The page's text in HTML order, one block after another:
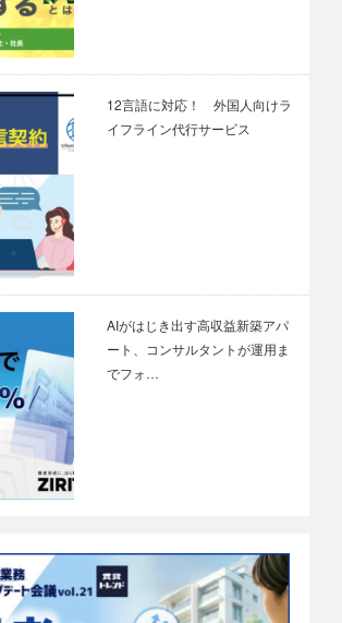
12言語に対応！ 外国人向けラ
イフライン代行サービス
AIがはじき出す高収益新築アパ
ート、コンサルタントが運用ま
でフォ…